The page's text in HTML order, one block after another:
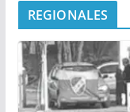
REGIONALES